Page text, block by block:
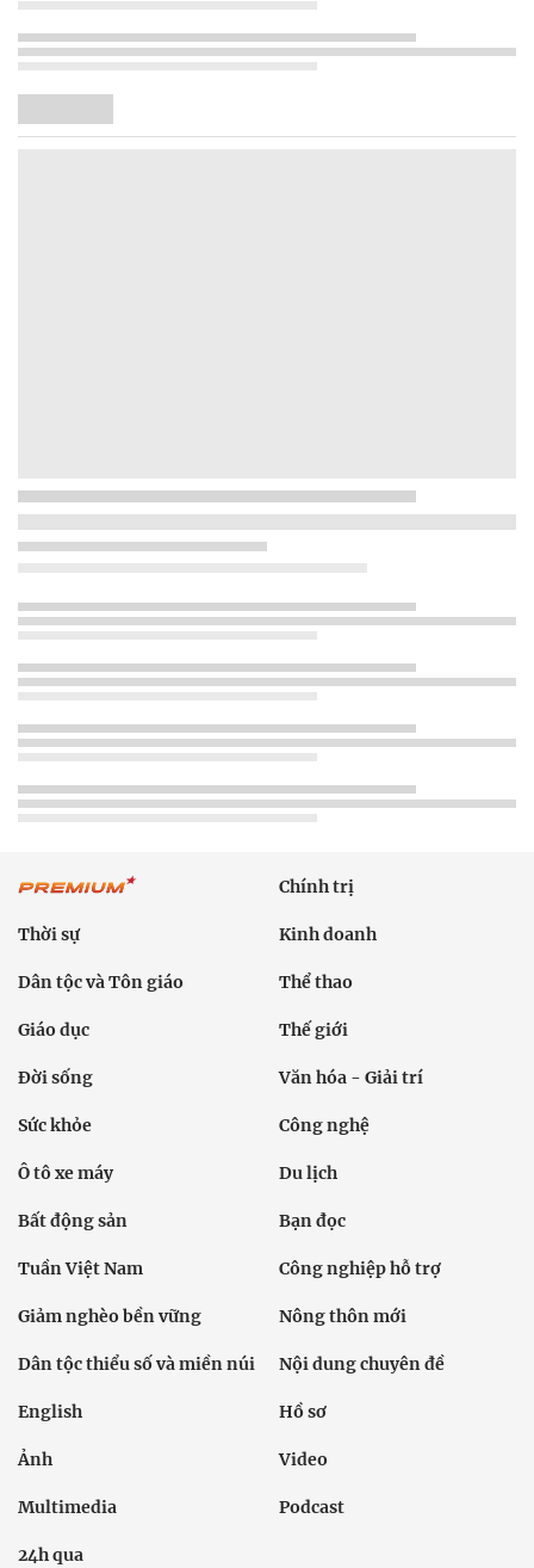
Chính trị
Thời sự Kinh doanh
Dân tộc và Tôn giáo Thể thao
Giáo dục Thế giới
Đời sống Văn hóa - Giải trí
Sức khỏe Công nghệ
Ô tô xe máy Du lịch
Bất động sản Bạn đọc
Tuần Việt Nam Công nghiệp hỗ trợ
Giảm nghèo bền vững Nông thôn mới
Dân tộc thiểu số và miền núi Nội dung chuyên đề
English Hồ sơ
Ảnh Video
Multimedia Podcast
24h qua